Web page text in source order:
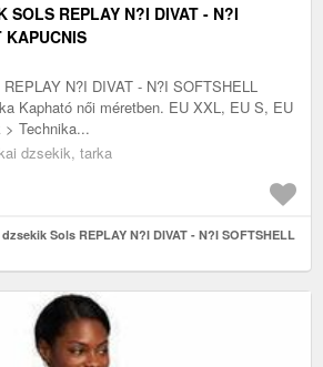
SOLS REPLAY N?I DIVAT - N?I
N?I DIVAT - N?I SOFTSHELL
Kapható női méretben. EU XXL, EU S, EU
Technika...
dzsekik, tarka
Sols REPLAY N?I DIVAT - N?I SOFTSHELL